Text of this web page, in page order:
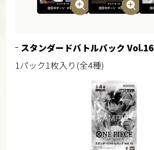
スタンダードバトルパック Vol.16
1パック1枚入り(全4種)